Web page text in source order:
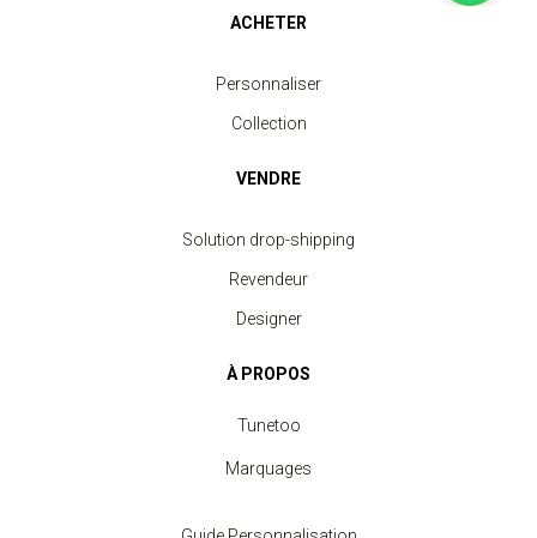
ACHETER
Personnaliser
Collection
VENDRE
Solution drop-shipping
Revendeur
Designer
À PROPOS
Tunetoo
Marquages